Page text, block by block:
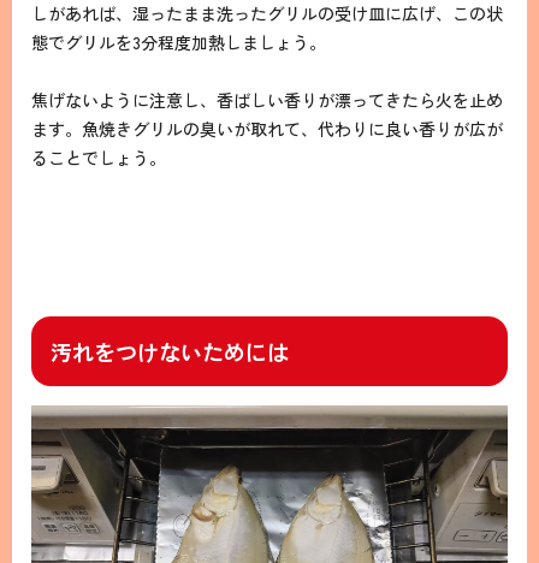
しがあれば、湿ったまま洗ったグリルの受け皿に広げ、この状
態でグリルを3分程度加熱しましょう。
焦げないように注意し、香ばしい香りが漂ってきたら火を止め
ます。魚焼きグリルの臭いが取れて、代わりに良い香りが広が
ることでしょう。
汚れをつけないためには